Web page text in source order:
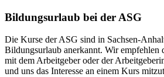
Bildungsurlaub bei der ASG
Die Kurse der ASG sind in Sachsen-
Bildungsurlaub anerkannt. Wir empfehlen
mit dem Arbeitgeber oder der
und uns das Interesse an einem Kurs